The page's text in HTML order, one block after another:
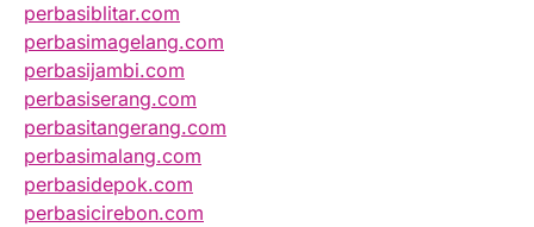
perbasiblitar.com
perbasimagelang.com
perbasijambi.com
perbasiserang.com
perbasitangerang.com
perbasimalang.com
perbasidepok.com
perbasicirebon.com